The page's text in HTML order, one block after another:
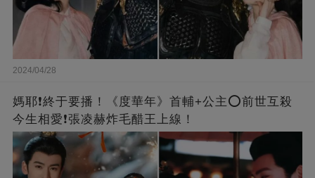
2024/04/28
媽耶❗️終于要播！《度華年》首輔+公主⭕前世互殺
今生相愛❗張凌赫炸毛醋王上線！